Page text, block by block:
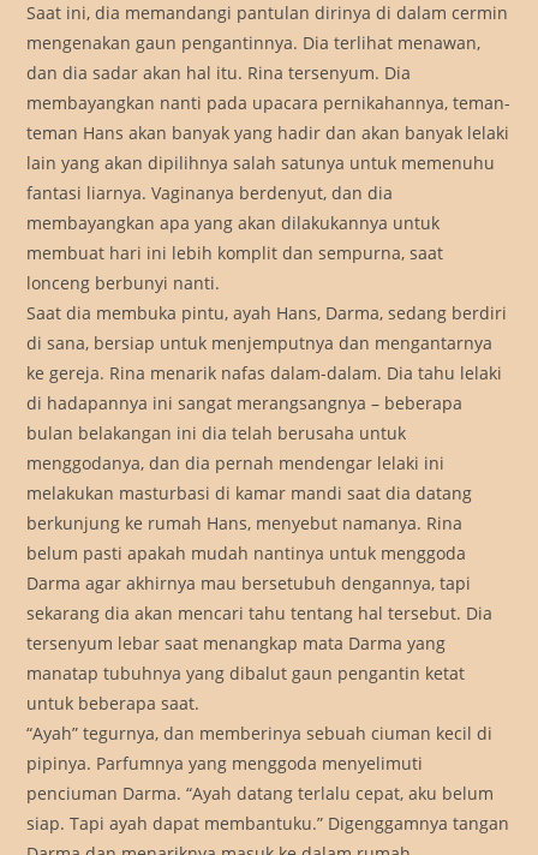
Saat ini, dia memandangi pantulan dirinya di dalam cermin
mengenakan gaun pengantinnya. Dia terlihat menawan,
dan dia sadar akan hal itu. Rina tersenyum. Dia
membayangkan nanti pada upacara pernikahannya, teman-
teman Hans akan banyak yang hadir dan akan banyak lelaki
lain yang akan dipilihnya salah satunya untuk memenuhu
fantasi liarnya. Vaginanya berdenyut, dan dia
membayangkan apa yang akan dilakukannya untuk
membuat hari ini lebih komplit dan sempurna, saat
lonceng berbunyi nanti.
Saat dia membuka pintu, ayah Hans, Darma, sedang berdiri
di sana, bersiap untuk menjemputnya dan mengantarnya
ke gereja. Rina menarik nafas dalam-dalam. Dia tahu lelaki
di hadapannya ini sangat merangsangnya – beberapa
bulan belakangan ini dia telah berusaha untuk
menggodanya, dan dia pernah mendengar lelaki ini
melakukan masturbasi di kamar mandi saat dia datang
berkunjung ke rumah Hans, menyebut namanya. Rina
belum pasti apakah mudah nantinya untuk menggoda
Darma agar akhirnya mau bersetubuh dengannya, tapi
sekarang dia akan mencari tahu tentang hal tersebut. Dia
tersenyum lebar saat menangkap mata Darma yang
manatap tubuhnya yang dibalut gaun pengantin ketat
untuk beberapa saat.
“Ayah” tegurnya, dan memberinya sebuah ciuman kecil di
pipinya. Parfumnya yang menggoda menyelimuti
penciuman Darma. “Ayah datang terlalu cepat, aku belum
siap. Tapi ayah dapat membantuku.” Digenggamnya tangan